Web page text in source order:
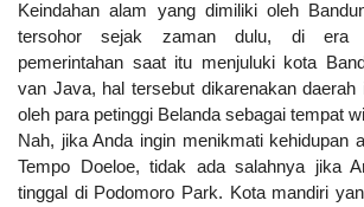
Keindahan alam yang dimiliki oleh
tersohor sejak zaman dulu, di era
pemerintahan saat itu menjuluki kota
van Java, hal tersebut dikarenakan daerah
oleh para petinggi Belanda sebagai tempat
Nah, jika Anda ingin menikmati kehidupan
Tempo Doeloe, tidak ada salahnya jika
tinggal di Podomoro Park. Kota mandiri